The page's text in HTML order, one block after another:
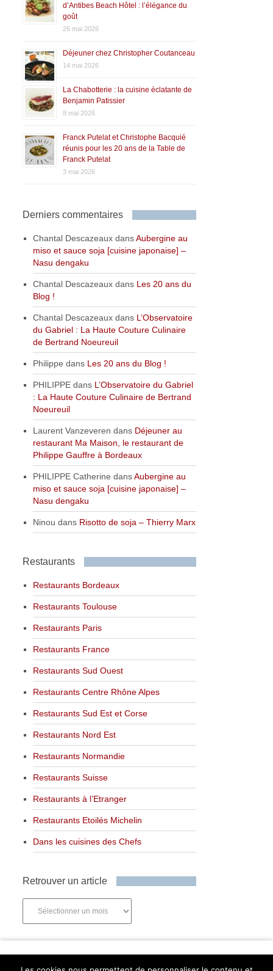
d’Antibes Beach Hôtel : l’élégance du
goût
26 mai 2026
Déjeuner chez Christopher Coutanceau
14 mai 2026
La Chabotterie : la cuisine éclatante de
Benjamin Patissier
8 mai 2026
Franck Putelat et Christophe Bacquié
réunis pour les 20 ans de la Table de
Franck Putelat
3 mai 2026
Derniers commentaires
Chantal Descazeaux dansAubergine au
miso et sauce soja [cuisine japonaise] –
Nasu dengaku
Chantal Descazeaux dans Les 20 ans du
Blog !
Chantal Descazeaux dans L’Observatoire
du Gabriel : La Haute Couture Culinaire
de Bertrand Noeureuil
Philippe dans Les 20 ans du Blog !
PHILIPPE dans L’Observatoire du Gabriel
: La Haute Couture Culinaire de Bertrand
Noeureuil
Laurent Vanzeveren dans Déjeuner au
restaurant Ma Maison, le restaurant de
Philippe Gauffre à Bordeaux
PHILIPPE Catherine dansAubergine au
miso et sauce soja [cuisine japonaise] –
Nasu dengaku
Ninou dans Risotto de soja – Thierry Marx
Restaurants
Restaurants Bordeaux
Restaurants Toulouse
Restaurants Paris
Restaurants France
Restaurants Sud Ouest
Restaurants Centre Rhône Alpes
Restaurants Sud Est et Corse
Restaurants Nord Est
Restaurants Normandie
Restaurants Suisse
Restaurants à l’Etranger
Restaurants Etoilés Michelin
Dans les cuisines des Chefs
Retrouver un article